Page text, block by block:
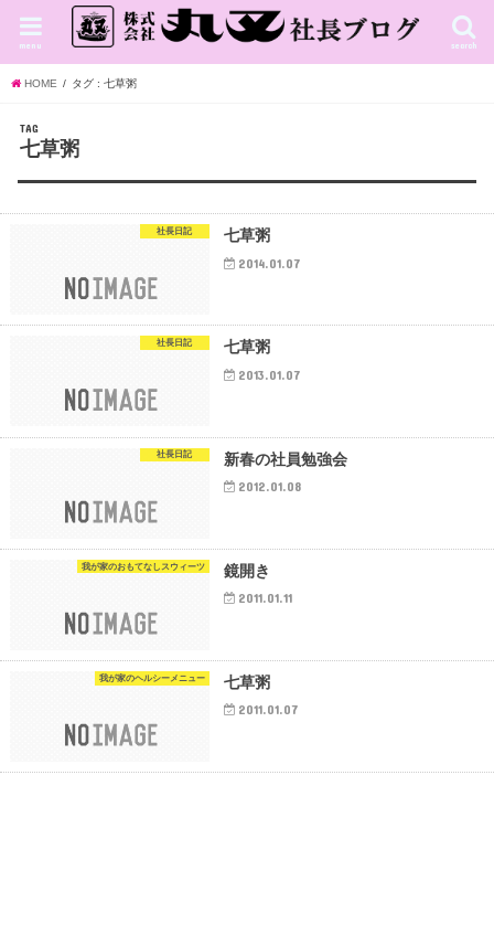
search
menu
HOME タグ : 七草粥
TAG
七草粥
社長日記 七草粥
2014.01.07
社長日記 七草粥
2013.01.07
社長日記 新春の社員勉強会
2012.01.08
我が家のおもてなしスウィーツ 鏡開き
2011.01.11
我が家のヘルシーメニュー 七草粥
2011.01.07